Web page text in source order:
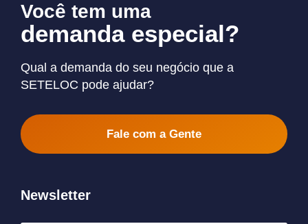
Você tem uma
demanda especial?
Qual a demanda do seu negócio que a
SETELOC pode ajudar?
Fale com a Gente
Newsletter